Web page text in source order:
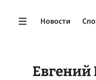
Новости
Евгений